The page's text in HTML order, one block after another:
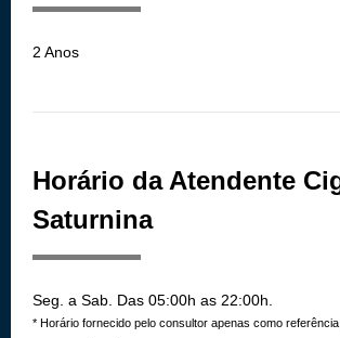
2 Anos
Horário da Atendente
Saturnina
Seg. a Sab. Das 05:00h as 22:00h.
* Horário fornecido pelo consultor apenas como